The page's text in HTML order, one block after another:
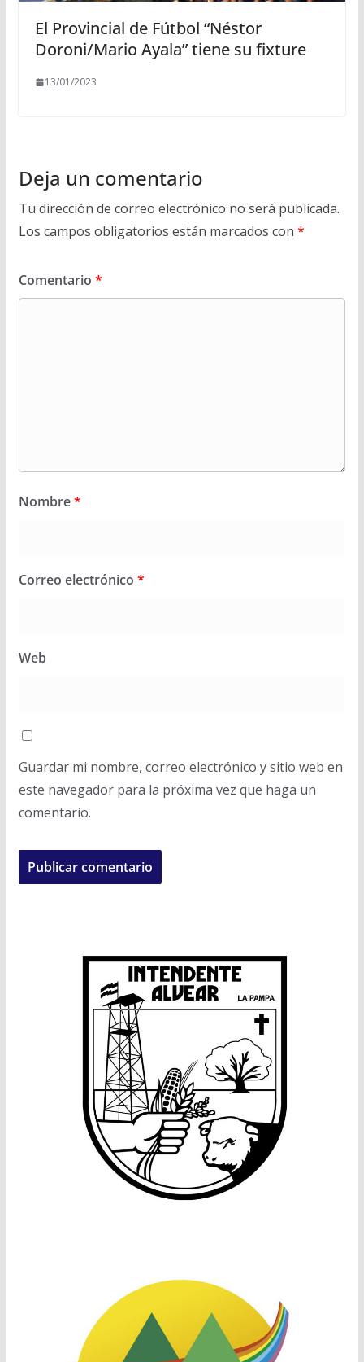
El Provincial de Fútbol “Néstor
Doroni/Mario Ayala” tiene su fixture
13/01/2023
Deja un comentario
Tu dirección de correo electrónico no será publicada.
Los campos obligatorios están marcados con *
Comentario *
Nombre*
Correo electrónico *
Web
Guardar mi nombre, correo electrónico y sitio web en
este navegador para la próxima vez que haga un
comentario.